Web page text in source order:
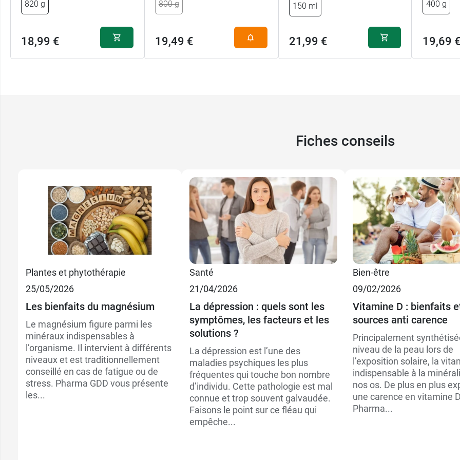
92532 LEVALLOIS PERRET CEDEX
0810.511.511
820 g
18,99 €
800 g
19,49 €
150 ml
21,99 €
400 g
19,69
Fiches conseils
Plantes et phytothérapie
25/05/2026
Les bienfaits du magnésium
Le magnésium figure parmi les
minéraux indispensables à
l’organisme. Il intervient à différents
niveaux et est traditionnellement
conseillé en cas de fatigue ou de
stress. Pharma GDD vous présente
les...
Santé
21/04/2026
La dépression : quels sont les
symptômes, les facteurs et les
solutions ?
La dépression est l’une des
maladies psychiques les plus
fréquentes qui touche bon nombre
d’individu. Cette pathologie est mal
connue et trop souvent galvaudée.
Faisons le point sur ce fléau qui
empêche...
Bien-être
09/02/2026
Vitamine D : bienfaits
sources anti carence
Principalement
niveau de la peau lors de
l’exposition solaire, la
indispensable à la
nos os. De plus en plus
une carence en vitamine
Pharma...